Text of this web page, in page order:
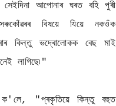
সেইদিনা আপোনাৰ ঘৰত বহি পুৰী
সৰুকোঁৱৰৰ বিষয়ে যিয়ে নকওঁক
কিন্তু ভদ্ৰোলোকক বেছ মাই
লাগিছে৷"
ক'লে, "প্ৰকৃতিয়ে কিন্তু বহুত